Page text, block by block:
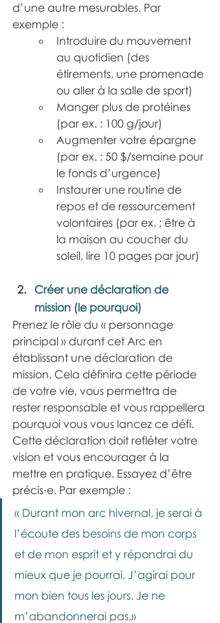
d’une autre mesurables. Par
exemple :
Introduire du mouvement
au quotidien (des
étirements, une promenade
ou aller à la salle de sport)
Manger plus de protéines
(par ex. : 100 g/jour)
Augmenter votre épargne
(par ex. : 50 $/semaine pour
le fonds d’urgence)
Instaurer une routine de
repos et de ressourcement
volontaires (par ex. ; être à
la maison au coucher du
soleil, lire 10 pages par jour)
Créer une déclaration de
mission (le pourquoi)
Prenez le rôle du « personnage
principal » durant cet Arc en
établissant une déclaration de
mission. Cela définira cette période
de votre vie, vous permettra de
rester responsable et vous rappellera
pourquoi vous vous lancez ce défi.
Cette déclaration doit refléter votre
vision et vous encourager à la
mettre en pratique. Essayez d’être
précis·e. Par exemple :
« Durant mon arc hivernal, je serai à
l’écoute des besoins de mon corps
et de mon esprit et y répondrai du
mieux que je pourrai. J’agirai pour
mon bien tous les jours. Je ne
m’abandonnerai pas.»